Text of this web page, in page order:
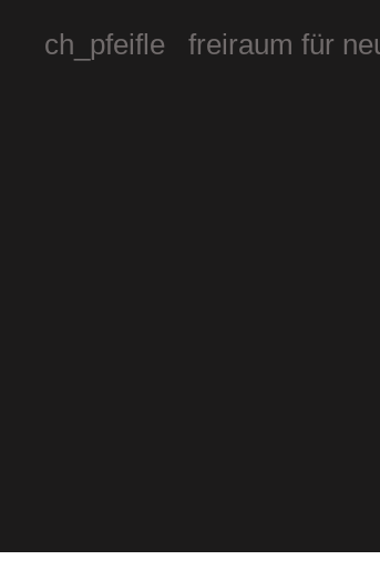
ch_pfeifle freiraum für